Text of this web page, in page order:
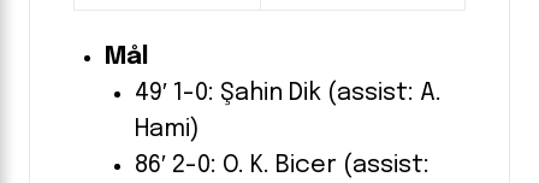
Mål
49′ 1-0: Şahin Dik (assist: A.
Hami)
86′ 2-0: O. K. Bicer (assist: